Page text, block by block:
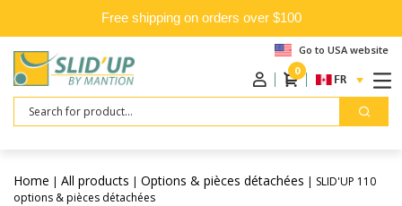
Free shipping on orders over $100
Go to USA website
0
FRANÇAIS
Search
Home | All products | Options & pièces détachées | SLID'UP 110
options & pièces détachées